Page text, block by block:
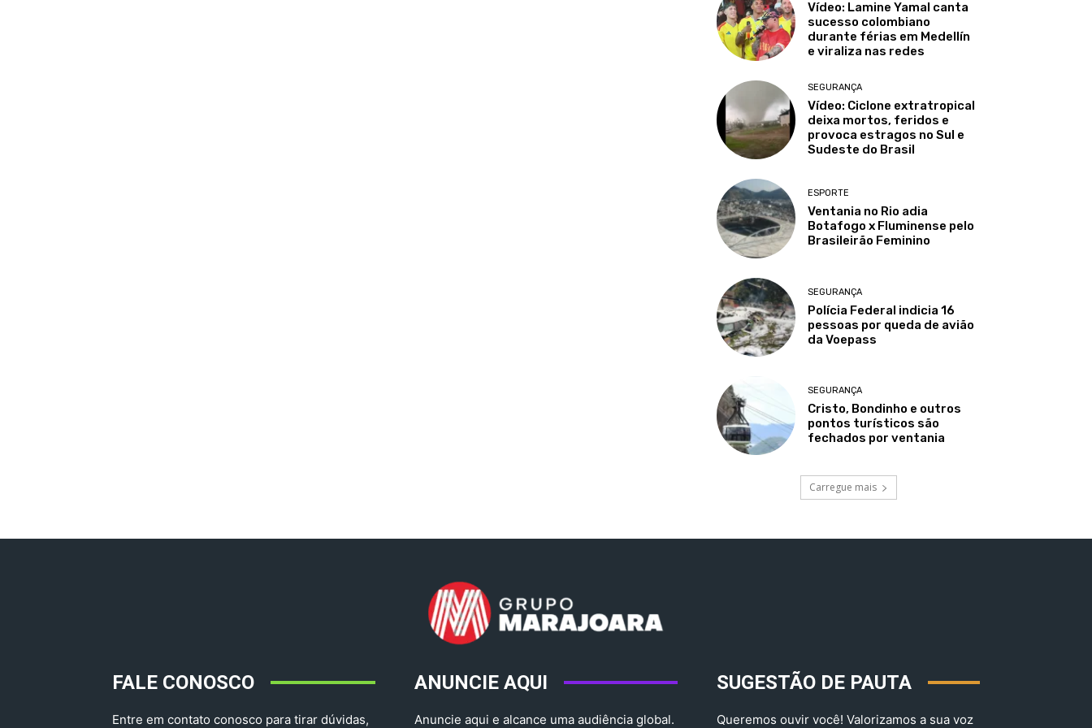
Vídeo: Lamine Yamal canta
sucesso colombiano
durante férias em Medellín
e viraliza nas redes
SEGURANÇA
Vídeo: Ciclone extratropical
deixa mortos, feridos e
provoca estragos no Sul e
Sudeste do Brasil
ESPORTE
Ventania no Rio adia
Botafogo x Fluminense pelo
Brasileirão Feminino
SEGURANÇA
Polícia Federal indicia 16
pessoas por queda de avião
da Voepass
SEGURANÇA
Cristo, Bondinho e outros
pontos turísticos são
fechados por ventania
Carregue mais
FALE CONOSCO
Entre em contato conosco para tirar dúvidas,
ANUNCIE AQUI
Anuncie aqui e alcance uma audiência global.
SUGESTÃO DE PAUTA
Queremos ouvir você! Valorizamos a sua voz